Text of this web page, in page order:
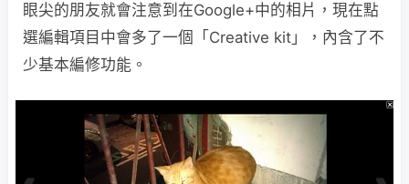
眼尖的朋友就會注意到在Google+中的相片，現在點
選編輯項目中會多了一個「Creative kit」，內含了不
少基本編修功能。